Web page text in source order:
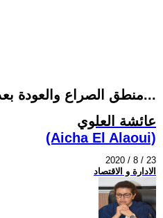
منطق الصراع والعودة بعد كل أزمة...
عائشة العلوي
(Aicha El Alaoui)
2020 / 8 / 23
الادارة و الاقتصاد